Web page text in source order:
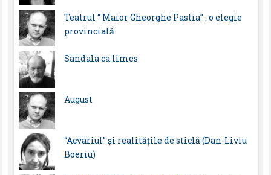
Teatrul “ Maior Gheorghe Pastia” : o elegie
provincială
Sandala ca limes
August
“Acvariul” și realitățile de sticlă (Dan-Liviu
Boeriu)